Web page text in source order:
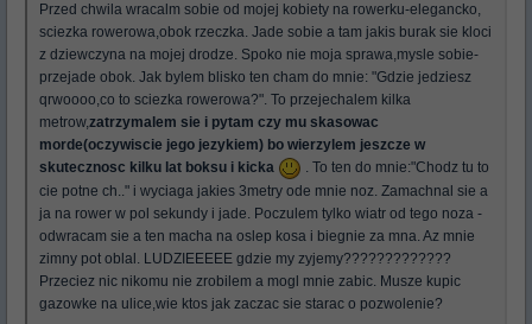
Przed chwila wracalm sobie od mojej kobiety na rowerku-elegancko,
sciezka rowerowa,obok rzeczka. Jade sobie a tam jakis burak sie kloci
z dziewczyna na mojej drodze. Spoko nie moja sprawa,mysle sobie-
przejade obok. Jak bylem blisko ten cham do mnie: "Gdzie jedziesz
qrwoooo,co to sciezka rowerowa?". To przejechalem kilka
metrow,zatrzymalem sie i pytam czy mu skasowac
morde(oczywiscie jego jezykiem) bo wierzylem jeszcze w
skutecznosc kilku lat boksu i kicka
. To ten do mnie:"Chodz tu to
cie potne ch.." i wyciaga jakies 3metry ode mnie noz. Zamachnal sie a
ja na rower w pol sekundy i jade. Poczulem tylko wiatr od tego noza -
odwracam sie a ten macha na oslep kosa i biegnie za mna. Az mnie
zimny pot oblal. LUDZIEEEEE gdzie my zyjemy?????????????
Przeciez nic nikomu nie zrobilem a mogl mnie zabic. Musze kupic
gazowke na ulice,wie ktos jak zaczac sie starac o pozwolenie?